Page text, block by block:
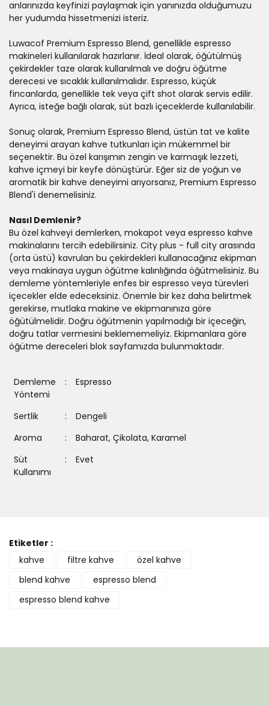
anlarınızda keyfinizi paylaşmak için yanınızda olduğumuzu
her yudumda hissetmenizi isteriz.
Luwacof Premium Espresso Blend, genellikle espresso
makineleri kullanılarak hazırlanır. İdeal olarak, öğütülmüş
çekirdekler taze olarak kullanılmalı ve doğru öğütme
derecesi ve sıcaklık kullanılmalıdır. Espresso, küçük
fincanlarda, genellikle tek veya çift shot olarak servis edilir.
Ayrıca, isteğe bağlı olarak, süt bazlı içeceklerde kullanılabilir.
Sonuç olarak, Premium Espresso Blend, üstün tat ve kalite
deneyimi arayan kahve tutkunları için mükemmel bir
seçenektir. Bu özel karışımın zengin ve karmaşık lezzeti,
kahve içmeyi bir keyfe dönüştürür. Eğer siz de yoğun ve
aromatik bir kahve deneyimi arıyorsanız, Premium Espresso
Blend'i denemelisiniz.
Nasıl Demlenir?
Bu özel kahveyi demlerken, mokapot veya espresso kahve
makinalarını tercih edebilirsiniz. City plus - full city arasında
(orta üstü) kavrulan bu çekirdekleri kullanacağınız ekipman
veya makinaya uygun öğütme kalınlığında öğütmelisiniz. Bu
demleme yöntemleriyle enfes bir espresso veya türevleri
içecekler elde edeceksiniz. Önemle bir kez daha belirtmek
gerekirse, mutlaka makine ve ekipmanınıza göre
öğütülmelidir. Doğru öğütmenin yapılmadığı bir içeceğin,
doğru tatlar vermesini beklememeliyiz. Ekipmanlara göre
öğütme dereceleri blok sayfamızda bulunmaktadır.
Demleme
Yöntemi
: Espresso
Sertlik :
Dengeli
Aroma
:
Baharat, Çikolata, Karamel
Süt
Kullanımı
: Evet
Etiketler :
kahve
filtre kahve
özel kahve
blend kahve
espresso blend
espresso blend kahve